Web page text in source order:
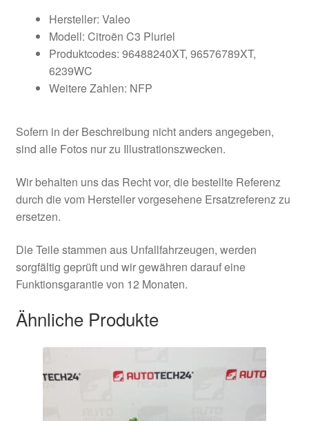
Hersteller: Valeo
Modell: Citroën C3 Pluriel
Produktcodes: 96488240XT, 96576789XT,
6239WC
Weitere Zahlen: NFP
Sofern in der Beschreibung nicht anders angegeben,
sind alle Fotos nur zu Illustrationszwecken.
Wir behalten uns das Recht vor, die bestellte Referenz
durch die vom Hersteller vorgesehene Ersatzreferenz zu
ersetzen.
Die Teile stammen aus Unfallfahrzeugen, werden
sorgfältig geprüft und wir gewähren darauf eine
Funktionsgarantie von 12 Monaten.
Ähnliche Produkte